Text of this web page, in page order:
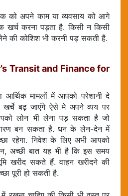
को अपने काम या व्यवसाय को आगे
खर्च करना पड़ता है. किसी न किसी
की कोशिश भी करनी पड़ सकती है.
Transit and Finance for
मामलों में आपको परेशानी दे
बढ़ जाएंगे ऐसे मे अपने व्यय पर
लोन भी लेना पड़ सकता है जो
बन सकता है. धन के लेन-देन में
रहेगा. निवेश के लिए अभी आपको
अच्छी बात यह भी है कि इस समय
खरीद सकते हैं. वाहन खरीदने की
पूरी हो सकती है.